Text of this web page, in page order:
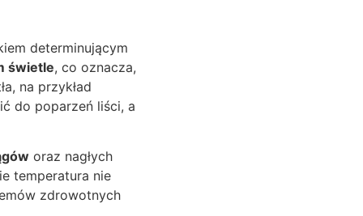
determinującym
świetle, co oznacza,
na przykład
do poparzeń liści, a
oraz nagłych
temperatura nie
zdrowotnych